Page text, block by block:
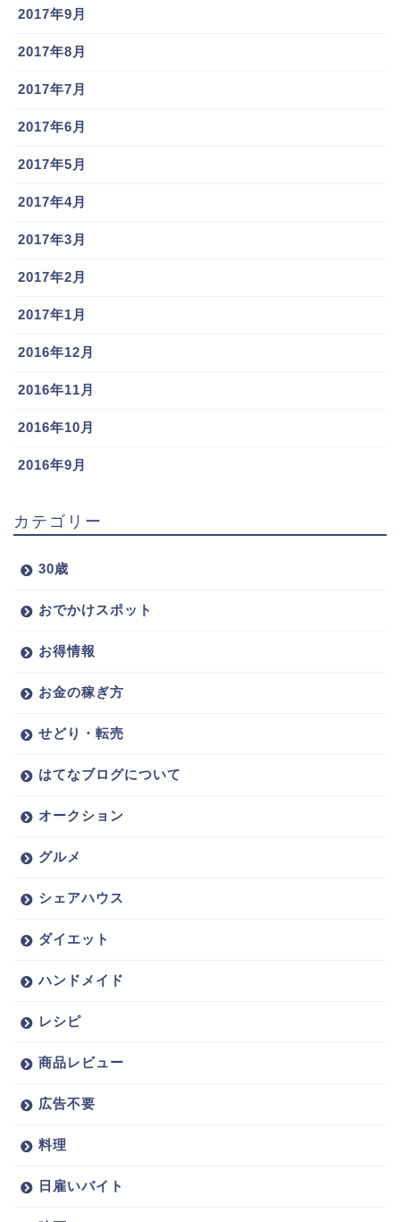
2017年9月
2017年8月
2017年7月
2017年6月
2017年5月
2017年4月
2017年3月
2017年2月
2017年1月
2016年12月
2016年11月
2016年10月
2016年9月
カテゴリー
30歳
おでかけスポット
お得情報
お金の稼ぎ方
せどり・転売
はてなブログについて
オークション
グルメ
シェアハウス
ダイエット
ハンドメイド
レシピ
商品レビュー
広告不要
料理
日雇いバイト